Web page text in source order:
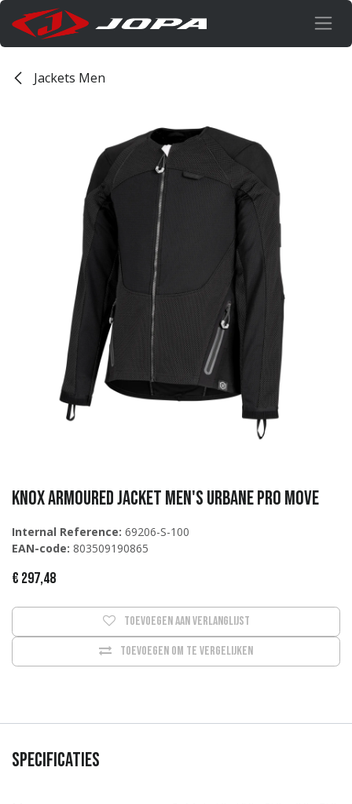
Overslaan naar inhoud
Jackets Men
Knox Armoured jacket Men's Urbane Pro Move
Internal Reference: 69206-S-100
EAN-code: 803509190865
€ 297,48
Toevoegen om te vergelijken
Toevoegen aan verlanglijst
Specificaties